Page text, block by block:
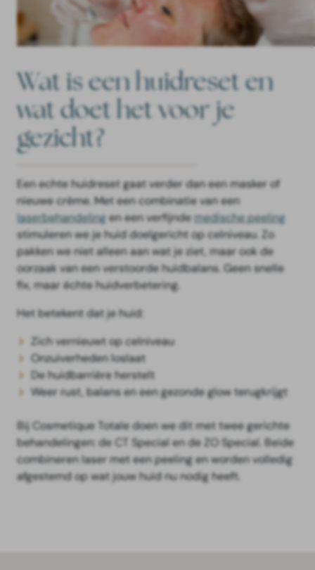
Wat is een huidreset en
wat doet het voor je
gezicht?
Een echte huidreset gaat verder dan een masker of
nieuwe crème. Met een combinatie van een
laserbehandelingen een verfijndemedische peeling
stimuleren we je huid doelgericht op celniveau. Zo
pakken we niet alleen aan wat je ziet, maar ook de
oorzaak van een verstoorde huidbalans. Geen snelle
fix, maar échte huidverbetering.
Het betekent dat je huid:
Zich vernieuwt op celniveau
Onzuiverheden loslaat
De huidbarrière herstelt
Weer rust, balans en een gezonde glow terugkrijgt
Bij Cosmetique Totale doen we dit met twee gerichte
behandelingen: de CT Special en de ZO Special. Beide
combineren laser met een peeling en worden volledig
afgestemd op wat jouw huid nu nodig heeft.